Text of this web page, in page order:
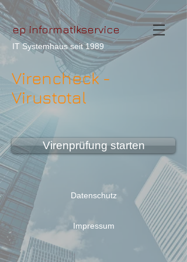
ep informatikservice
IT Systemhaus seit 1989
Virencheck -
Virustotal
Virenprüfung starten
Datenschutz
Impressum